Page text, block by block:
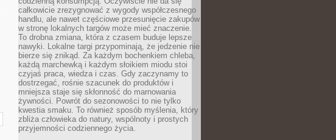
całkowicie zrezygnować z wygody współczesnego
handlu, ale nawet częściowe przesunięcie zakupów
w stronę lokalnych targów może mieć znaczenie.
To drobna zmiana, która z czasem buduje lepsze
nawyki. Lokalne targi przypominają, że jedzenie nie
bierze się znikąd. Za każdym bochenkiem chleba,
każdą marchewką i każdym słoikiem miodu stoi
czyjaś praca, wiedza i czas. Gdy zaczynamy to
dostrzegać, rośnie szacunek do produktów i
mniejsza staje się skłonność do marnowania
żywności. Powrót do sezonowości to nie tylko
kwestia smaku. To również sposób myślenia, który
zbliża człowieka do natury, wspólnoty i prostych
przyjemności codziennego życia.